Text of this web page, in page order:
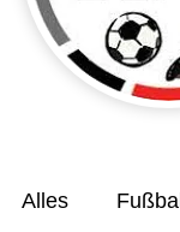
Alles Fußball